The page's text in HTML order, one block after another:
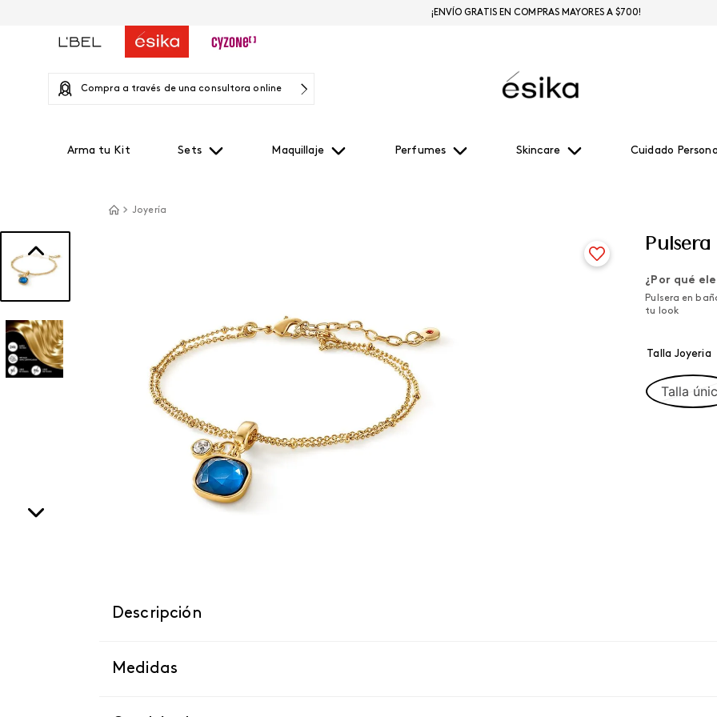
Compra a través de una consultora online
Arma tu Kit Sets Maquillaje Perfumes Skincare Cuidado
¡ENVÍO GRATIS EN COMPRAS MAYORES A $700!
Joyería
¿Por qué
Pulsera en
tu look
Talla Joyeria
Talla
Descripción
Medidas